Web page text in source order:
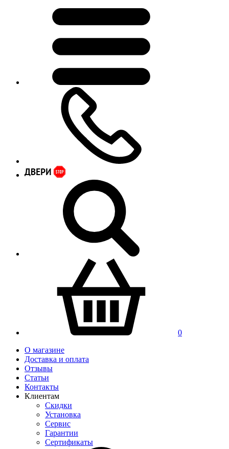
0
О магазине
Доставка и оплата
Отзывы
Статьи
Контакты
Клиентам
Скидки
Установка
Сервис
Гарантии
Сертификаты